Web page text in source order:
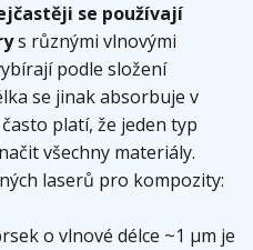
se používají
s různými vlnovými
podle složení
se jinak absorbuje v
platí, že jeden typ
všechny materiály.
laserů pro kompozity:
o vlnové délce ~1 µm je